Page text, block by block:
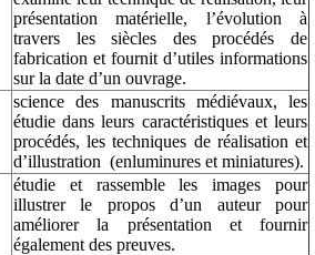
présentation matérielle, l’évolution à
travers les siècles des procédés de
fabrication et fournit d’utiles informations
sur la date d’un ouvrage.
science des manuscrits médiévaux, les
étudie dans leurs caractéristiques et leurs
procédés, les techniques de réalisation et
d’illustration (enluminures et miniatures).
étudie et rassemble les images pour
illustrer le propos d’un auteur pour
améliorer la présentation et fournir
également des preuves.